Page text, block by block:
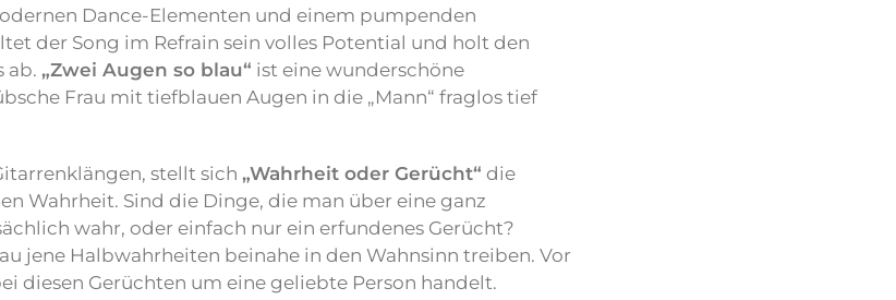
Dance-Elementen und einem pumpenden
der Song im Refrain sein volles Potential und holt den
ab. „Zwei Augen so blau“ ist eine wunderschöne
Frau mit tiefblauen Augen in die „Mann“ fraglos tief
stellt sich „Wahrheit oder Gerücht“ die
Wahrheit. Sind die Dinge, die man über eine ganz
wahr, oder einfach nur ein erfundenes Gerücht?
jene Halbwahrheiten beinahe in den Wahnsinn treiben. Vor
diesen Gerüchten um eine geliebte Person handelt.